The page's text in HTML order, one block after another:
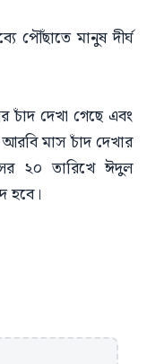
পৌঁছাতে মানুষ দীর্ঘ
চাঁদ দেখা গেছে এবং
মাস চাঁদ দেখার
২০ তারিখে ঈদুল
হবে।